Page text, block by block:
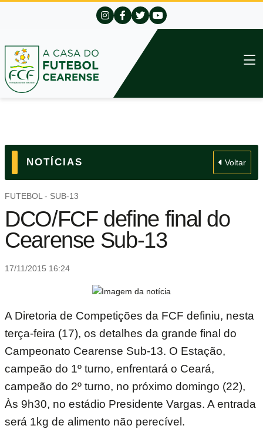
NOTÍCIAS Voltar
FUTEBOL - SUB-13
DCO/FCF define final do
Cearense Sub-13
17/11/2015 16:24
A Diretoria de Competições da FCF definiu, nesta
terça-feira (17), os detalhes da grande final do
Campeonato Cearense Sub-13. O Estação,
campeão do 1º turno, enfrentará o Ceará,
campeão do 2º turno, no próximo domingo (22),
Às 9h30, no estádio Presidente Vargas. A entrada
será 1kg de alimento não perecível.